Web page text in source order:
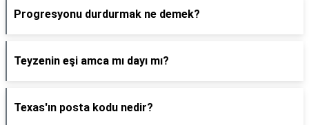
Progresyonu durdurmak ne demek?
Teyzenin eşi amca mı dayı mı?
Texas'ın posta kodu nedir?